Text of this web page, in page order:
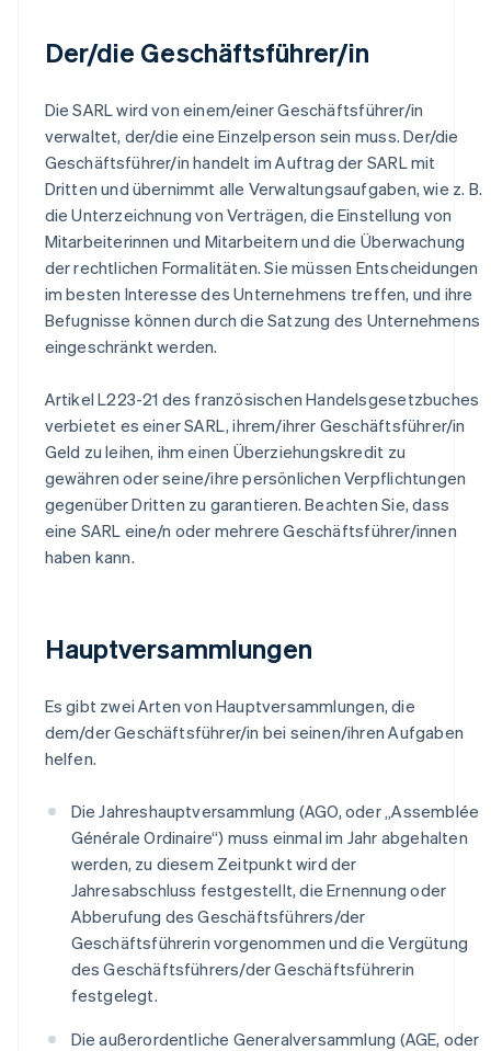
Der/die Geschäftsführer/in
Die SARL wird von einem/einer Geschäftsführer/in
verwaltet, der/die eine Einzelperson sein muss. Der/die
Geschäftsführer/in handelt im Auftrag der SARL mit
Dritten und übernimmt alle Verwaltungsaufgaben, wie z. B.
die Unterzeichnung von Verträgen, die Einstellung von
Mitarbeiterinnen und Mitarbeitern und die Überwachung
der rechtlichen Formalitäten. Sie müssen Entscheidungen
im besten Interesse des Unternehmens treffen, und ihre
Befugnisse können durch die Satzung des Unternehmens
eingeschränkt werden.
Artikel L223-21 des französischen Handelsgesetzbuches
verbietet es einer SARL, ihrem/ihrer Geschäftsführer/in
Geld zu leihen, ihm einen Überziehungskredit zu
gewähren oder seine/ihre persönlichen Verpflichtungen
gegenüber Dritten zu garantieren. Beachten Sie, dass
eine SARL eine/n oder mehrere Geschäftsführer/innen
haben kann.
Hauptversammlungen
Es gibt zwei Arten von Hauptversammlungen, die
dem/der Geschäftsführer/in bei seinen/ihren Aufgaben
helfen.
Die Jahreshauptversammlung (AGO, oder „Assemblée
Générale Ordinaire“) muss einmal im Jahr abgehalten
werden, zu diesem Zeitpunkt wird der
Jahresabschluss festgestellt, die Ernennung oder
Abberufung des Geschäftsführers/der
Geschäftsführerin vorgenommen und die Vergütung
des Geschäftsführers/der Geschäftsführerin
festgelegt.
Die außerordentliche Generalversammlung (AGE, oder